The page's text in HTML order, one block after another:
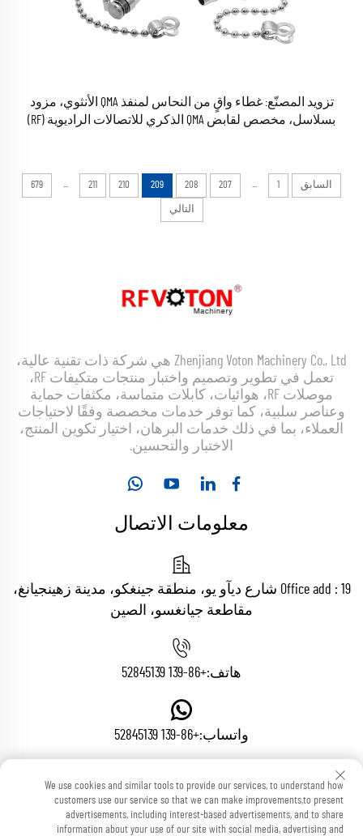
تزويد المصنّع: غطاء واقٍ من النحاس لمنفذ QMA الأنثوي، مزود
بسلاسل، مخصص لقابض QMA الذكري للاتصالات الراديوية (RF)
السابق 1
...
207
208
209
210
211
...
679
التالي
Zhenjiang Voton Machinery Co., Ltd هي شركة ذات تقنية عالية،
تعمل في تطوير وتصميم واختبار منتجات متكيفات RF،
موصلات RF، هوائيات، كابلات متماسة، مكثفات حماية
وعناصر سلبية، كما توفر خدمات مخصصة وفقًا لاحتياجات
العملاء، بما في ذلك خدمات البرهان، اختيار تكوين المنتج،
الاختبار والتحسين.
معلومات الاتصال
Office add : 19 شارع ديآو يو، منطقة جينغكو، مدينة زهينجيانغ،
مقاطعة جيانغسو، الصين
هاتف:+86-139 52845139
واتساب:+86-139 52845139
البريد الإلكتروني:[email protected]
We use cookies and similar tools to provide our services, to understand how
customers use our service so that we can make improvements,to present
advertisements, including interest-based advertisements, and to share
information about your use of our site with social media, advertising and